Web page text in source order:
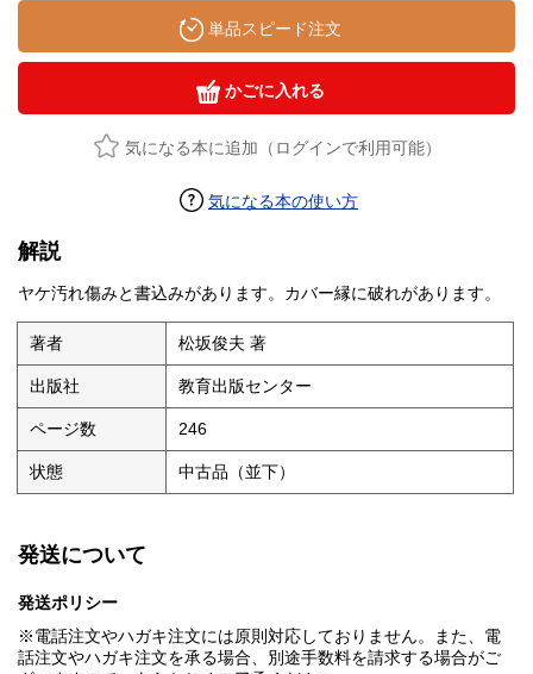
単品スピード注文
かごに入れる
気になる本に追加（ログインで利用可能）
気になる本の使い方
解説
ヤケ汚れ傷みと書込みがあります。カバー縁に破れがあります。
著者 松坂俊夫 著
出版社 教育出版センター
ページ数 246
状態 中古品（並下）
発送について
発送ポリシー
※電話注文やハガキ注文には原則対応しておりません。また、電
話注文やハガキ注文を承る場合、別途手数料を請求する場合がご